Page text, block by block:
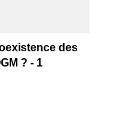
des
? - 1